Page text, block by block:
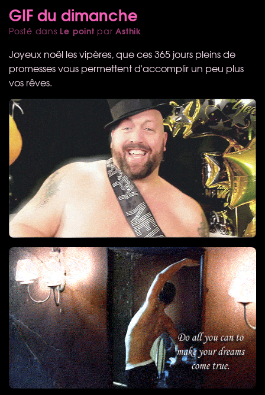
GIF du dimanche
Posté dans Le point parAsthik
Joyeux noël les vipères, que ces 365 jours pleins de
promesses vous permettent d'accomplir un peu plus
vos rêves.